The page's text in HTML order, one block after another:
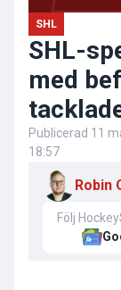
SHL
SHL-
med
Publicerad 11
18:57
Robin
Följ